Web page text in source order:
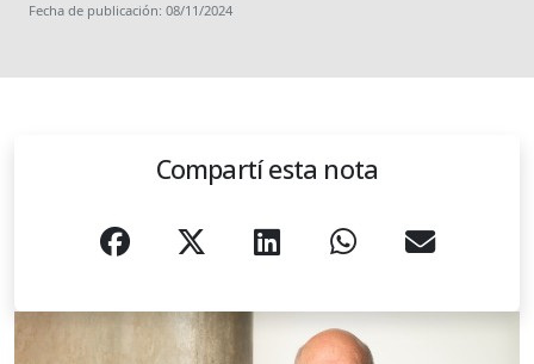
Fecha de publicación: 08/11/2024
Compartí esta nota